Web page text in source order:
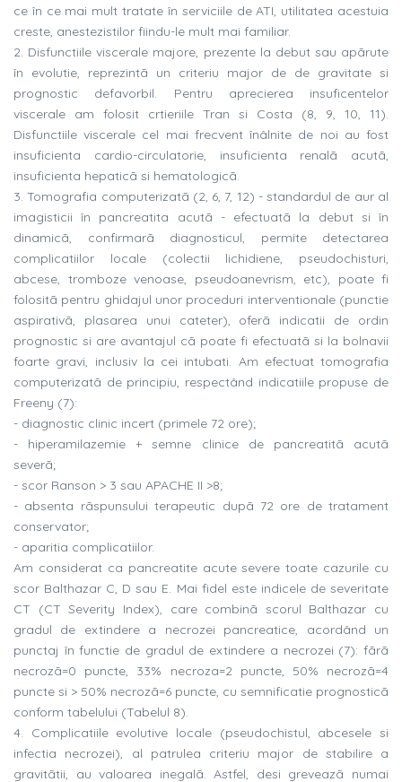
ce în ce mai mult tratate în serviciile de ATI, utilitatea acestuia
creste, anestezistilor fiindu-le mult mai familiar.
2. Disfunctiile viscerale majore, prezente la debut sau apãrute
în evolutie, reprezintã un criteriu major de de gravitate si
prognostic defavorbil. Pentru aprecierea insuficentelor
viscerale am folosit crtieriile Tran si Costa (8, 9, 10, 11).
Disfunctiile viscerale cel mai frecvent înâlnite de noi au fost
insuficienta cardio-circulatorie, insuficienta renalã acutã,
insuficienta hepaticã si hematologicã.
3. Tomografia computerizatã (2, 6, 7, 12) - standardul de aur al
imagisticii în pancreatita acutã - efectuatã la debut si în
dinamicã, confirmarã diagnosticul, permite detectarea
complicatiilor locale (colectii lichidiene, pseudochisturi,
abcese, tromboze venoase, pseudoanevrism, etc), poate fi
folositã pentru ghidajul unor proceduri interventionale (punctie
aspirativã, plasarea unui cateter), oferã indicatii de ordin
prognostic si are avantajul cã poate fi efectuatã si la bolnavii
foarte gravi, inclusiv la cei intubati. Am efectuat tomografia
computerizatã de principiu, respectând indicatiile propuse de
Freeny (7):
- diagnostic clinic incert (primele 72 ore);
- hiperamilazemie + semne clinice de pancreatitã acutã
severã;
- scor Ranson > 3 sau APACHE II >8;
- absenta rãspunsului terapeutic dupã 72 ore de tratament
conservator;
- aparitia complicatiilor.
Am considerat ca pancreatite acute severe toate cazurile cu
scor Balthazar C, D sau E. Mai fidel este indicele de severitate
CT (CT Severity Index), care combinã scorul Balthazar cu
gradul de extindere a necrozei pancreatice, acordând un
punctaj în functie de gradul de extindere a necrozei (7): fãrã
necrozã=0 puncte, 33% necroza=2 puncte, 50% necrozã=4
puncte si > 50% necrozã=6 puncte, cu semnificatie prognosticã
conform tabelului (Tabelul 8).
4. Complicatiile evolutive locale (pseudochistul, abcesele si
infectia necrozei), al patrulea criteriu major de stabilire a
gravitãtii, au valoarea inegalã. Astfel, desi greveazã numai